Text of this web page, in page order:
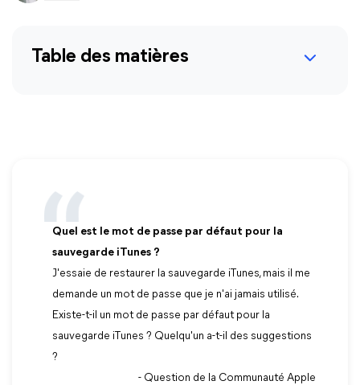
Table des matières
Quel est le mot de passe par défaut pour la
sauvegarde iTunes ?
J'essaie de restaurer la sauvegarde iTunes, mais il me
demande un mot de passe que je n'ai jamais utilisé.
Existe-t-il un mot de passe par défaut pour la
sauvegarde iTunes ? Quelqu'un a-t-il des suggestions
?
- Question de la Communauté Apple